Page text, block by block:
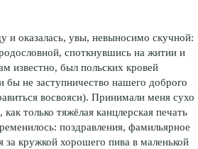
и оказалась, увы, невыносимо скучной:
споткнувшись на житии и
известно, был польских кровей
бы не заступничество нашего доброго
восвояси). Принимали меня сухо
только тяжёлая канцлерская печать
поздравления, фамильярное
кружкой хорошего пива в маленькой